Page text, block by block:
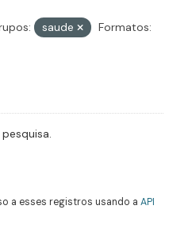
saude
Formatos:
a esses registros usando a API